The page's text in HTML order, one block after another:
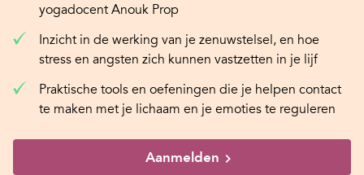
yogadocent Anouk Prop
Inzicht in de werking van je zenuwstelsel, en hoe
stress en angsten zich kunnen vastzetten in je lijf
Praktische tools en oefeningen die je helpen contact
te maken met je lichaam en je emoties te reguleren
Aanmelden